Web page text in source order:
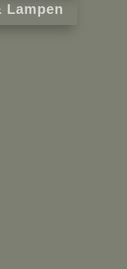
Lampen